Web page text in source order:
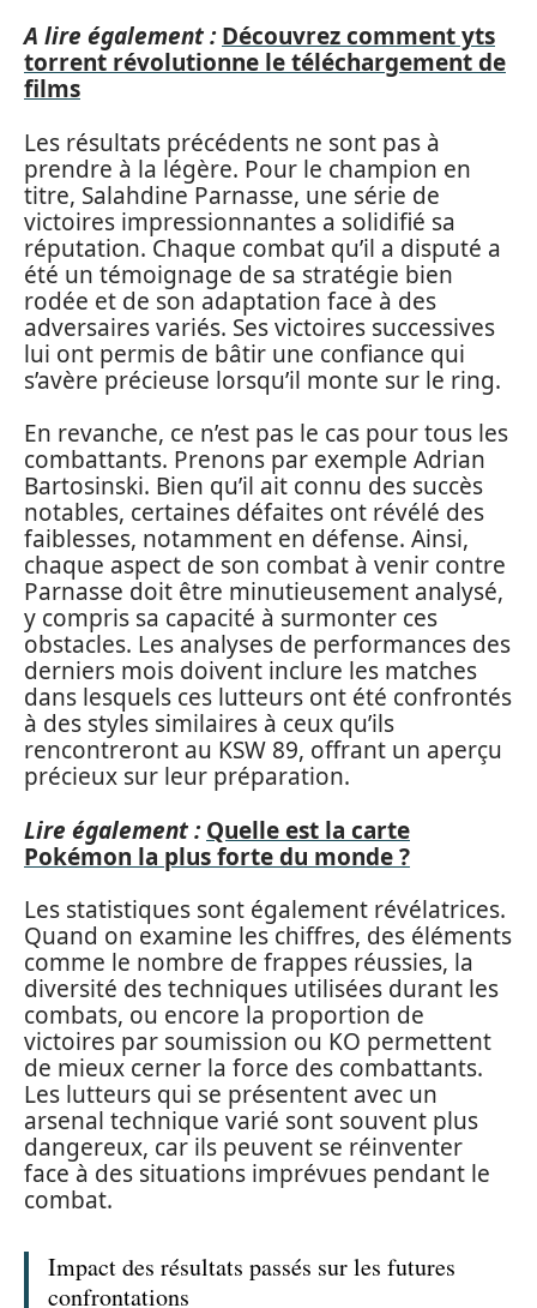
A lire également : Découvrez comment yts
torrent révolutionne le téléchargement de
films
Les résultats précédents ne sont pas à
prendre à la légère. Pour le champion en
titre, Salahdine Parnasse, une série de
victoires impressionnantes a solidifié sa
réputation. Chaque combat qu’il a disputé a
été un témoignage de sa stratégie bien
rodée et de son adaptation face à des
adversaires variés. Ses victoires successives
lui ont permis de bâtir une confiance qui
s’avère précieuse lorsqu’il monte sur le ring.
En revanche, ce n’est pas le cas pour tous les
combattants. Prenons par exemple Adrian
Bartosinski. Bien qu’il ait connu des succès
notables, certaines défaites ont révélé des
faiblesses, notamment en défense. Ainsi,
chaque aspect de son combat à venir contre
Parnasse doit être minutieusement analysé,
y compris sa capacité à surmonter ces
obstacles. Les analyses de performances des
derniers mois doivent inclure les matches
dans lesquels ces lutteurs ont été confrontés
à des styles similaires à ceux qu’ils
rencontreront au KSW 89, offrant un aperçu
précieux sur leur préparation.
Lire également : Quelle est la carte
Pokémon la plus forte du monde ?
Les statistiques sont également révélatrices.
Quand on examine les chiffres, des éléments
comme le nombre de frappes réussies, la
diversité des techniques utilisées durant les
combats, ou encore la proportion de
victoires par soumission ou KO permettent
de mieux cerner la force des combattants.
Les lutteurs qui se présentent avec un
arsenal technique varié sont souvent plus
dangereux, car ils peuvent se réinventer
face à des situations imprévues pendant le
combat.
Impact des résultats passés sur les futures
confrontations